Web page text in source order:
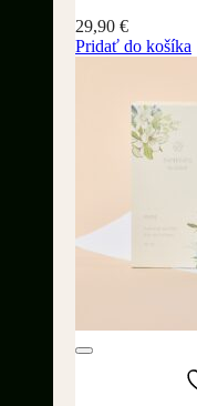
29,90 €
Pridať do košíka